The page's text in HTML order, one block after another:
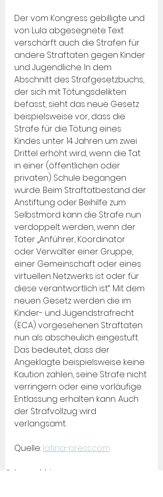
Der vom Kongress gebilligte und
von Lula abgesegnete Text
verschärft auch die Strafen für
andere Straftaten gegen Kinder
und Jugendliche. In dem
Abschnitt des Strafgesetzbuchs,
der sich mit Tötungsdelikten
befasst, sieht das neue Gesetz
beispielsweise vor, dass die
Strafe für die Tötung eines
Kindes unter 14 Jahren um zwei
Drittel erhöht wird, wenn die Tat
in einer (öffentlichen oder
privaten) Schule begangen
wurde. Beim Straftatbestand der
Anstiftung oder Beihilfe zum
Selbstmord kann die Strafe nun
verdoppelt werden, wenn der
Täter „Anführer, Koordinator
oder Verwalter einer Gruppe,
einer Gemeinschaft oder eines
virtuellen Netzwerks ist oder für
diese verantwortlich ist“. Mit dem
neuen Gesetz werden die im
Kinder- und Jugendstrafrecht
(ECA) vorgesehenen Straftaten
nun als abscheulich eingestuft.
Das bedeutet, dass der
Angeklagte beispielsweise keine
Kaution zahlen, seine Strafe nicht
verringern oder eine vorläufige
Entlassung erhalten kann. Auch
der Strafvollzug wird
verlangsamt.
Quelle: latina-press.com
Cybermobbing